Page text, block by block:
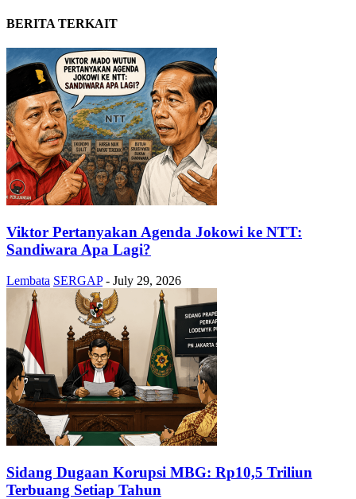
BERITA TERKAIT
Viktor Pertanyakan Agenda Jokowi ke NTT:
Sandiwara Apa Lagi?
Lembata SERGAP - July 29, 2026
Sidang Dugaan Korupsi MBG: Rp10,5 Triliun
Terbuang Setiap Tahun